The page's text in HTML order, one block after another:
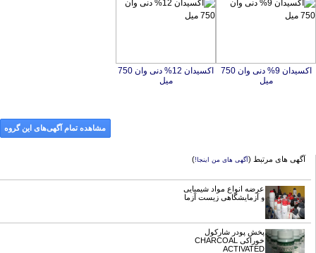
اکسیدان 9% دنی وان 750
میل
اکسیدان 12% دنی وان 750
میل
مشاهده تمام آگهی‌های این گروه
آگهی های مرتبط (آگهی های من اینجا!)
عرضه انواع مواد شیمیایی
و آزمایشگاهی زیست آزما
پخش پودر شارکول
خوراکی CHARCOAL
ACTIVATED